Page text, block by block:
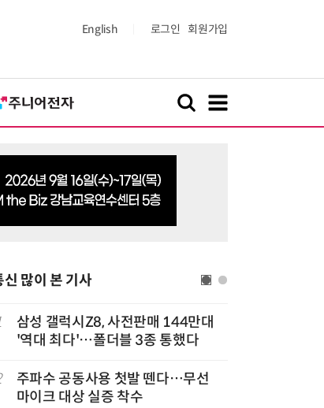
English 로그인 회원가입
신 많이 본 기사
삼성 갤럭시Z8, 사전판매 144만대
'역대 최다'…폴더블 3종 통했다
주파수 공동사용 첫발 뗀다…무선
마이크 대상 실증 착수